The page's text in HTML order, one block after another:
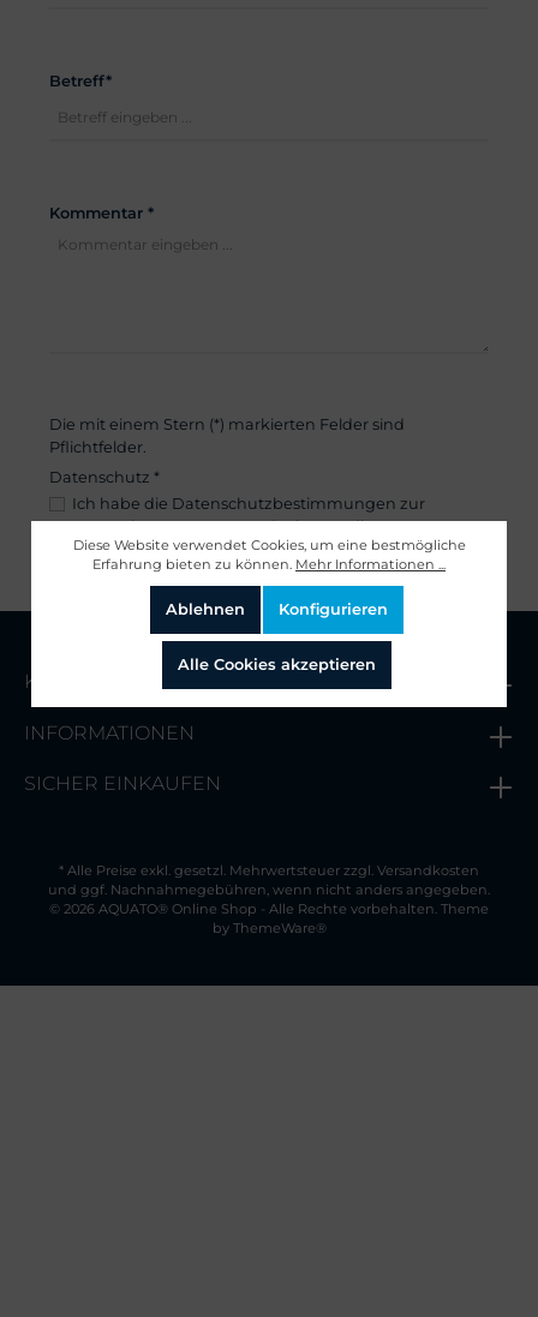
Betreff*
Kommentar *
Die mit einem Stern (*) markierten Felder sind
Pflichtfelder.
Datenschutz *
Ich habe die Datenschutzbestimmungen zur
Kenntnis genommen und erkenne diese an.
Abschicken
KONTAKT
INFORMATIONEN
SICHER EINKAUFEN
* Alle Preise exkl. gesetzl. Mehrwertsteuer zzgl. Versandkosten
und ggf. Nachnahmegebühren, wenn nicht anders angegeben.
© 2026 AQUATO® Online Shop - Alle Rechte vorbehalten. Theme
by ThemeWare®
Diese Website verwendet Cookies, um eine bestmögliche
Erfahrung bieten zu können. Mehr Informationen ...
Ablehnen Konfigurieren
Alle Cookies akzeptieren